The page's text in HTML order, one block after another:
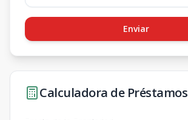
Enviar
Calculadora de Préstamos